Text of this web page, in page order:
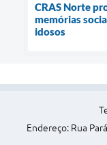
CRAS Norte
memórias
idosos
Endereço: Rua